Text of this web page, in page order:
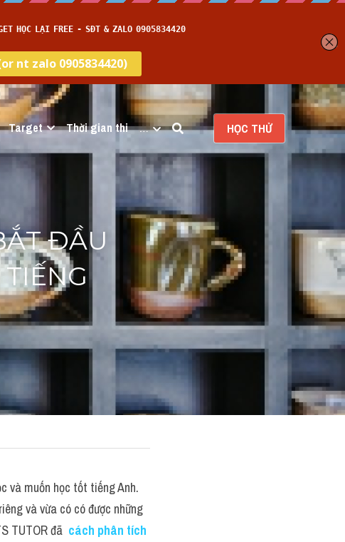
Target Thời gian thi … HỌC THỬ
ĐẦU
và muốn học tốt tiếng Anh.
và vừa có có được những
TUTOR đã cách phân tích